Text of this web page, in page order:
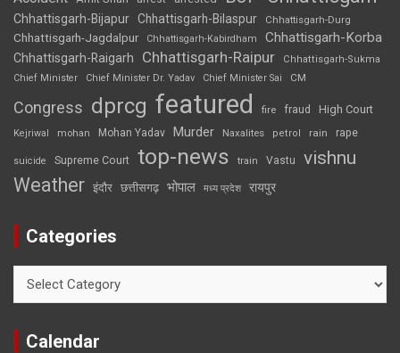
Chhattisgarh-Bijapur Chhattisgarh-Bilaspur Chhattisgarh-Durg
Chhattisgarh-Jagdalpur Chhattisgarh-Kabirdham Chhattisgarh-Korba
Chhattisgarh-Raigarh Chhattisgarh-Raipur
Chhattisgarh-Sukma
Chief Minister
Chief Minister Dr. Yadav Chief Minister Sai CM
Congress dprcg featured fire fraud High Court
Kejriwal mohan Mohan Yadav Murder Naxalites petrol rain rape
suicide Supreme Court top-news train Vastu vishnu
Weather इंदौर छत्तीसगढ़ भोपाल मध्य प्रदेश रायपुर
Categories
Calendar